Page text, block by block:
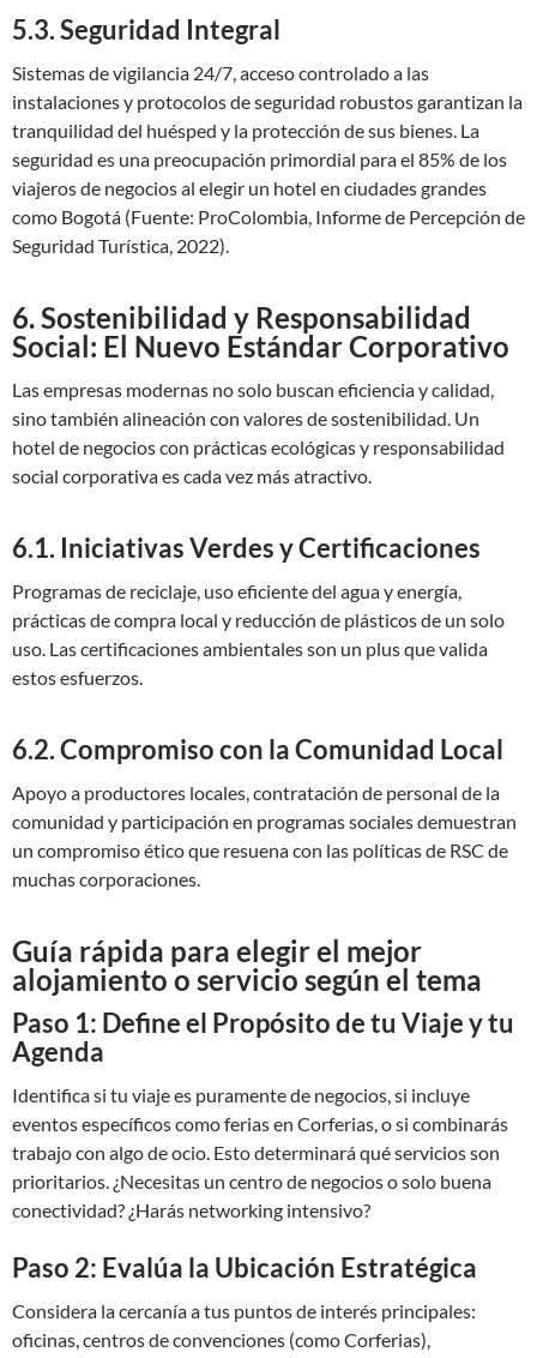
5.3. Seguridad Integral
Sistemas de vigilancia 24/7, acceso controlado a las
instalaciones y protocolos de seguridad robustos garantizan la
tranquilidad del huésped y la protección de sus bienes. La
seguridad es una preocupación primordial para el 85% de los
viajeros de negocios al elegir un hotel en ciudades grandes
como Bogotá (Fuente: ProColombia, Informe de Percepción de
Seguridad Turística, 2022).
6. Sostenibilidad y Responsabilidad
Social: El Nuevo Estándar Corporativo
Las empresas modernas no solo buscan eficiencia y calidad,
sino también alineación con valores de sostenibilidad. Un
hotel de negocios con prácticas ecológicas y responsabilidad
social corporativa es cada vez más atractivo.
6.1. Iniciativas Verdes y Certificaciones
Programas de reciclaje, uso eficiente del agua y energía,
prácticas de compra local y reducción de plásticos de un solo
uso. Las certificaciones ambientales son un plus que valida
estos esfuerzos.
6.2. Compromiso con la Comunidad Local
Apoyo a productores locales, contratación de personal de la
comunidad y participación en programas sociales demuestran
un compromiso ético que resuena con las políticas de RSC de
muchas corporaciones.
Guía rápida para elegir el mejor
alojamiento o servicio según el tema
Paso 1: Define el Propósito de tu Viaje y tu
Agenda
Identifica si tu viaje es puramente de negocios, si incluye
eventos específicos como ferias en Corferias, o si combinarás
trabajo con algo de ocio. Esto determinará qué servicios son
prioritarios. ¿Necesitas un centro de negocios o solo buena
conectividad? ¿Harás networking intensivo?
Paso 2: Evalúa la Ubicación Estratégica
Considera la cercanía a tus puntos de interés principales:
oficinas, centros de convenciones (como Corferias),